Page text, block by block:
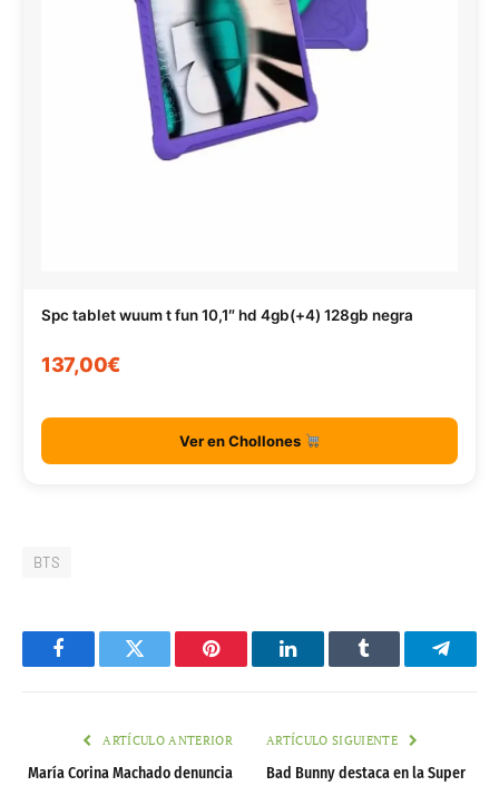
Spc tablet wuum t fun 10,1″ hd 4gb(+4) 128gb negra
137,00€
Ver en Chollones
BTS
FacebookTwitter Pinterest LinkedInTumblr
ARTÍCULO ANTERIOR
María Corina Machado denuncia
ARTÍCULO SIGUIENTE
Bad Bunny destaca en la Super